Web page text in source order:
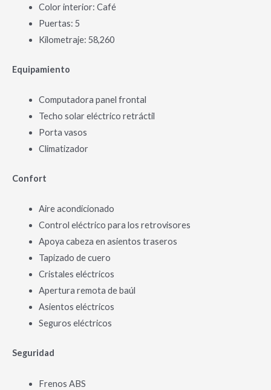
Color interior: Café
Puertas: 5
Kilometraje: 58,260
Equipamiento
Computadora panel frontal
Techo solar eléctrico retráctil
Porta vasos
Climatizador
Confort
Aire acondicionado
Control eléctrico para los retrovisores
Apoya cabeza en asientos traseros
Tapizado de cuero
Cristales eléctricos
Apertura remota de baúl
Asientos eléctricos
Seguros eléctricos
Seguridad
Frenos ABS